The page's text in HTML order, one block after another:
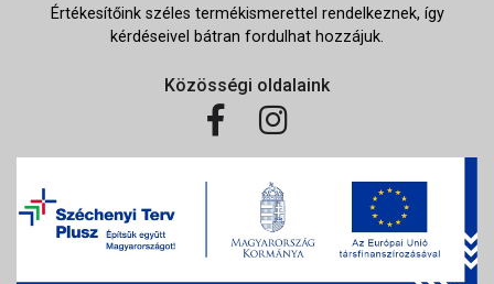
Értékesítőink széles termékismerettel rendelkeznek, így
kérdéseivel bátran fordulhat hozzájuk.
Közösségi oldalaink